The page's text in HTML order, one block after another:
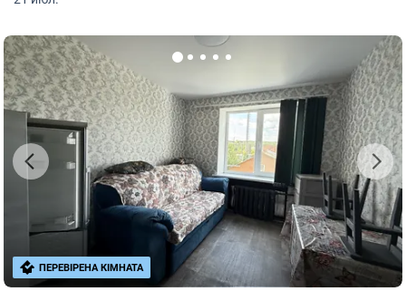
владельцам.
ПЕРЕВІРЕНА КІМНАТА